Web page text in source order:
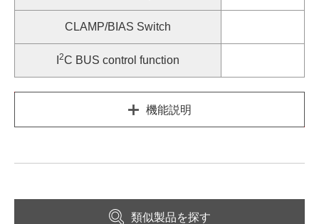
CLAMP/BIAS Switch
2C BUS control function
機能説明
類似製品を探す